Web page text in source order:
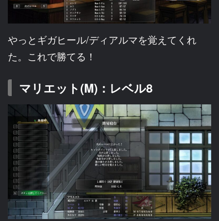
やっとギガヒール/ディアルマを覚えてくれ
た。これで勝てる！
マリエット(M)：レベル8